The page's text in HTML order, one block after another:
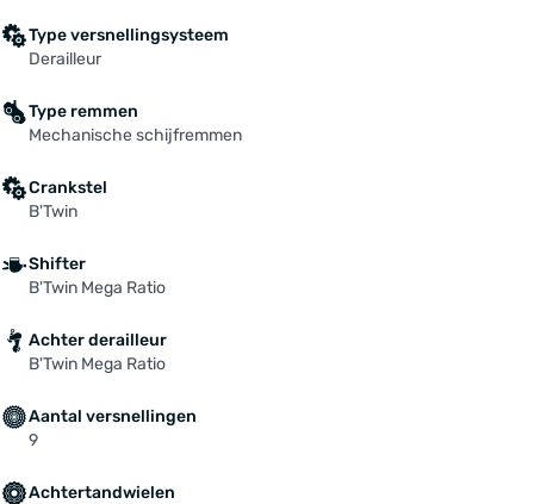
Type versnellingsysteem
Derailleur
Type remmen
Mechanische schijfremmen
Crankstel
B'Twin
Shifter
B'Twin Mega Ratio
Achter derailleur
B'Twin Mega Ratio
Aantal versnellingen
9
Achtertandwielen